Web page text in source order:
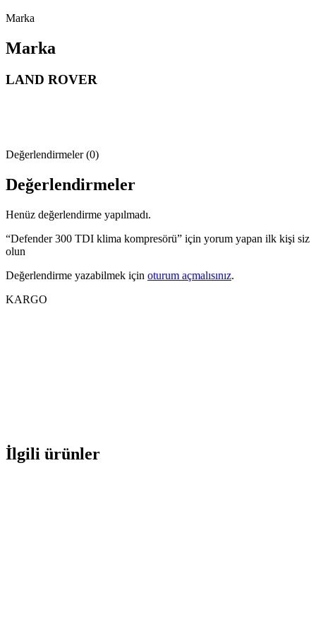
Marka
Marka
LAND ROVER
Değerlendirmeler (0)
Değerlendirmeler
Henüz değerlendirme yapılmadı.
“Defender 300 TDI klima kompresörü” için yorum yapan ilk kişi siz
olun
Değerlendirme yazabilmek için oturum açmalısınız.
KARGO
İlgili ürünler